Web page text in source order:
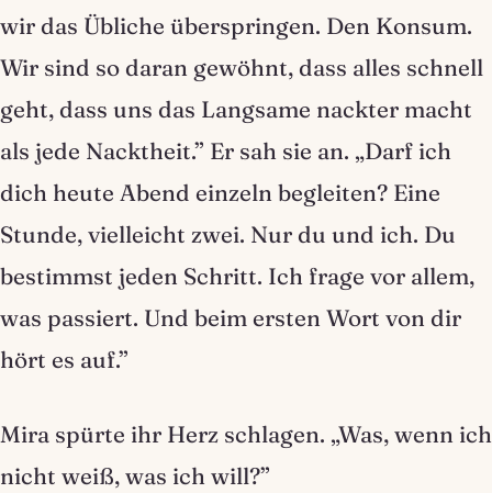
wir das Übliche überspringen. Den Konsum.
Wir sind so daran gewöhnt, dass alles schnell
geht, dass uns das Langsame nackter macht
als jede Nacktheit.” Er sah sie an. „Darf ich
dich heute Abend einzeln begleiten? Eine
Stunde, vielleicht zwei. Nur du und ich. Du
bestimmst jeden Schritt. Ich frage vor allem,
was passiert. Und beim ersten Wort von dir
hört es auf.”
Mira spürte ihr Herz schlagen. „Was, wenn ich
nicht weiß, was ich will?”